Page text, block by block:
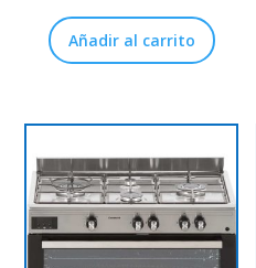
Añadir al carrito